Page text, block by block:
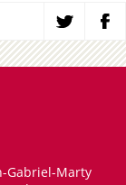
Gabriel-Marty